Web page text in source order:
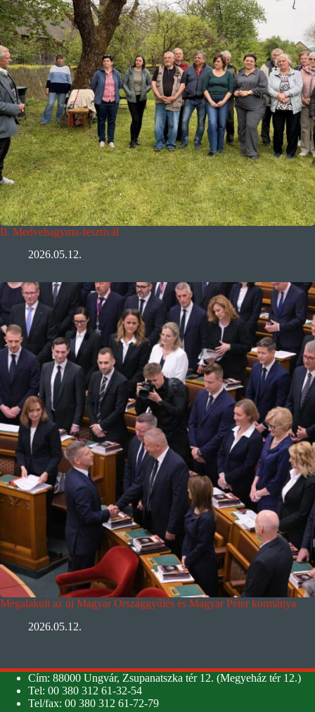
II. Medvehagyma-fesztivál
2026.05.12.
Megalakult az új Magyar Országgyűlés és Magyar Péter kormánya
2026.05.12.
Cím: 88000 Ungvár, Zsupanatszka tér 12. (Megyeház tér 12.)
Tel: 00 380 312 61-32-54
Tel/fax: 00 380 312 61-72-79